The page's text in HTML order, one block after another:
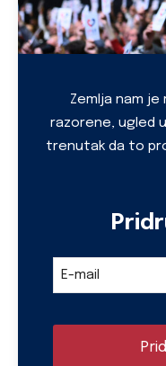
Business
*
Zemlja nam
razorene, ugled
trenutak da to
E-mail